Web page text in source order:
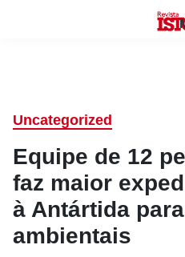
Uncategorized
Equipe de 12
faz maior
à Antártida
ambientais